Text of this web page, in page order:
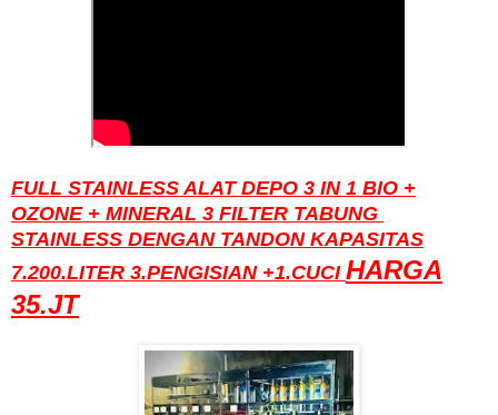
FULL STAINLESS ALAT DEPO 3 IN 1 BIO +
OZONE + MINERAL 3 FILTER TABUNG
STAINLESS DENGAN TANDON KAPASITAS
7.200.LITER 3.PENGISIAN +1.CUCI HARGA
35.JT